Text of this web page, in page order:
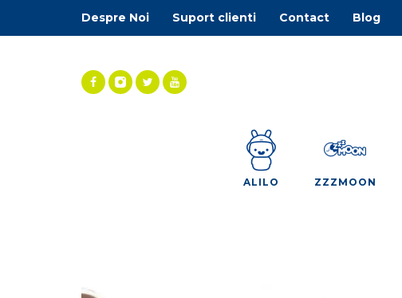
Despre Noi Suport clienti Contact Blog
ALILO ZZZMOON